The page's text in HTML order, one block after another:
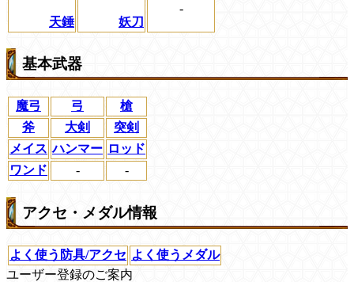
天錘 妖刀
-
基本武器
魔弓 弓
槍
斧
大剣
突剣
メイス ハンマー ロッド
ワンド
- -
アクセ・メダル情報
よく使う防具/アクセ よく使うメダル
ユーザー登録のご案内